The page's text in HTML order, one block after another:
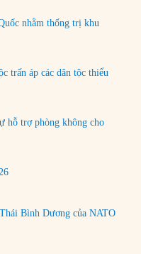
nhằm thống trị khu
trấn áp các dân tộc thiểu
hỗ trợ phòng không cho
Bình Dương của NATO